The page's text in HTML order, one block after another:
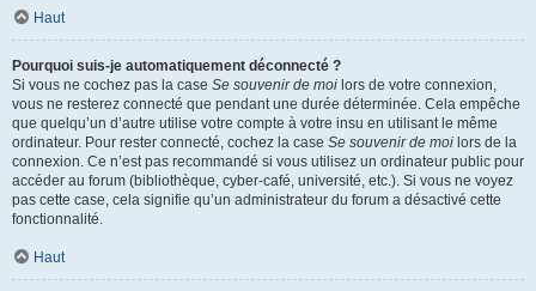
Haut
Pourquoi suis-je automatiquement déconnecté ?
Si vous ne cochez pas la case Se souvenir de moi lors de votre connexion,
vous ne resterez connecté que pendant une durée déterminée. Cela empêche
que quelqu’un d’autre utilise votre compte à votre insu en utilisant le même
ordinateur. Pour rester connecté, cochez la case Se souvenir de moi lors de la
connexion. Ce n’est pas recommandé si vous utilisez un ordinateur public pour
accéder au forum (bibliothèque, cyber-café, université, etc.). Si vous ne voyez
pas cette case, cela signifie qu’un administrateur du forum a désactivé cette
fonctionnalité.
Haut